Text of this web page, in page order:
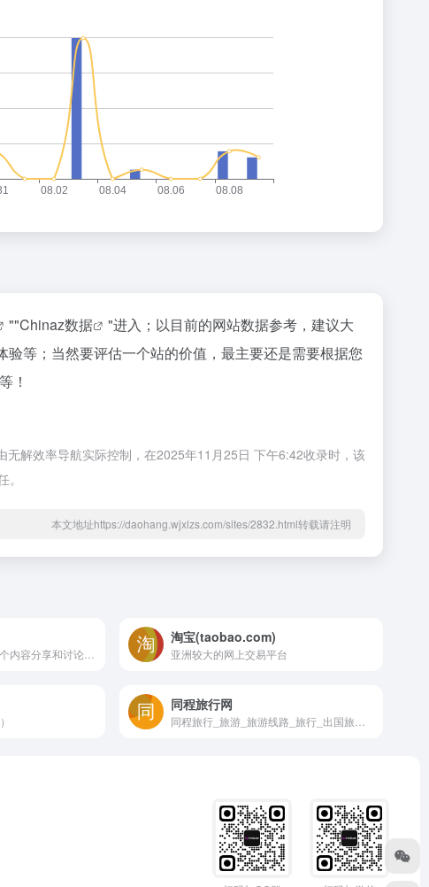
""Chinaz数据
"进入；以目前的网站数据参考，建议大
等；当然要评估一个站的价值，最主要还是需要根据您
！
解效率导航实际控制，在2025年11月25日 下午6:42收录时，该
本文地址https://daohang.wjxlzs.com/sites/2832.html转载请注明
淘宝(taobao.com)
亚洲较大的网上交易平台
同程旅行网